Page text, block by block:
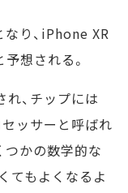
り、iPhone XR
想される。
、チップには
セッサーと呼ばれ
つかの数学的な
てもよくなるよ